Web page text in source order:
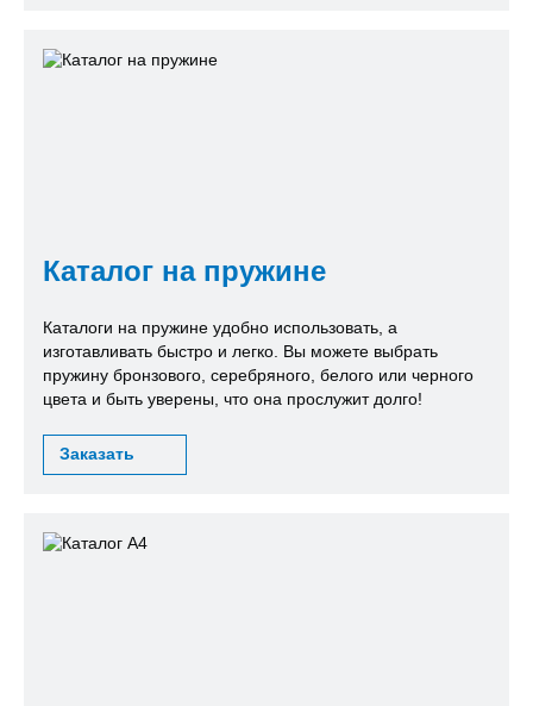
Каталог на пружине
Каталоги на пружине удобно использовать, а
изготавливать быстро и легко. Вы можете выбрать
пружину бронзового, серебряного, белого или черного
цвета и быть уверены, что она прослужит долго!
Заказать